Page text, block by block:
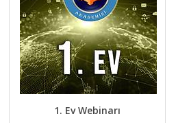
1. Ev Webinarı